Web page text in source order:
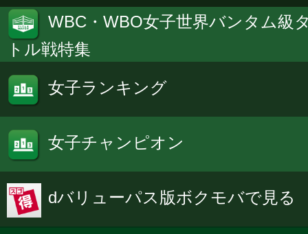
WBC・WBO女子世界バンタム級
トル戦特集
女子ランキング
女子チャンピオン
dバリューパス版ボクモバで見る